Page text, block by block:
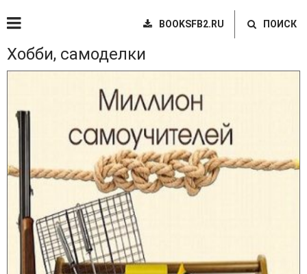
BOOKSFB2.RU ПОИСК
Хобби, самоделки